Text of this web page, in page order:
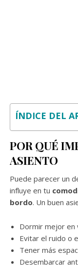
ÍNDICE DEL
POR QUÉ
ASIENTO
Puede parecer un
influye en tu
bordo. Un buen
Dormir mejor en
Evitar el ruido o
Tener más
Desembarcar